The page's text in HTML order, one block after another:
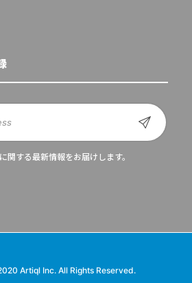
関する最新情報をお届けします。
Artiql Inc. All Rights Reserved.